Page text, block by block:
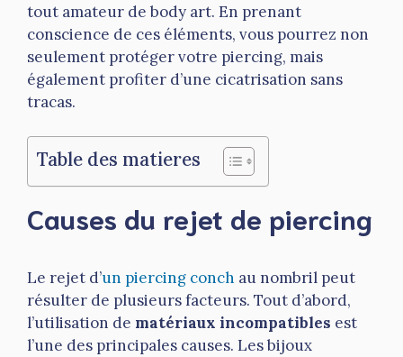
tout amateur de body art. En prenant
conscience de ces éléments, vous pourrez non
seulement protéger votre piercing, mais
également profiter d’une cicatrisation sans
tracas.
Table des matieres
Causes du rejet de piercing
Le rejet d’un piercing conch au nombril peut
résulter de plusieurs facteurs. Tout d’abord,
l’utilisation de matériaux incompatibles est
l’une des principales causes. Les bijoux